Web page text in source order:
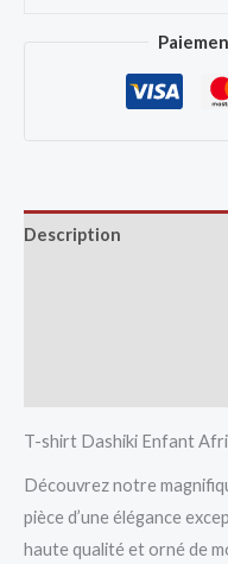
Description
T-shirt Dashiki Enfant
Découvrez notre
pièce d’une élégance
haute qualité et orné de